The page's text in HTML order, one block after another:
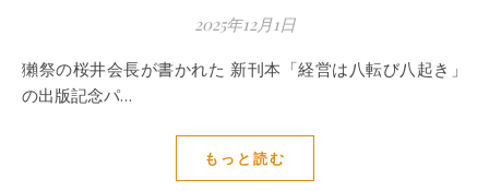
2025年12月1日
獺祭の桜井会長が書かれた 新刊本「経営は八転び八起き」
の出版記念パ…
もっと読む